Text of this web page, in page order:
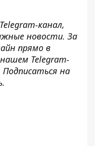
Telegram-канал,
новости. За
прямо в
Telegram-
Подписаться на
.